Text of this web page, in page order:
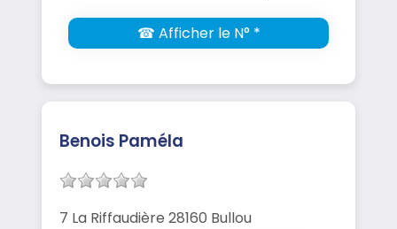
☎ Afficher le N° *
Benois Paméla
7 La Riffaudière 28160 Bullou